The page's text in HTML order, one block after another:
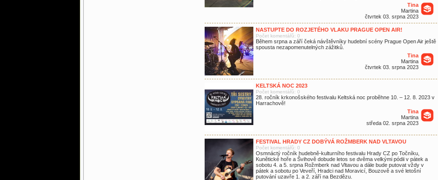
Tina
Martina
čtvrtek 03. srpna 2023
NASTUPTE DO ROZJETÉHO VLAKU PRAGUE OPEN AIR!
Počet komentářů: 0
Během srpna a září čeká návštěvníky hudební scény Prague Open Air ještě
spousta nezapomenutelných zážitků.
Tina
Martina
čtvrtek 03. srpna 2023
KELTSKÁ NOC 2023
Počet komentářů: 0
28. ročník krkonošského festivalu Keltská noc proběhne 10. – 12. 8. 2023 v
Harrachově!
Tina
Martina
středa 02. srpna 2023
FESTIVAL HRADY CZ DOBÝVÁ ROŽMBERK NAD VLTAVOU
Počet komentářů: 0
Osmnáctý ročník hudebně-kulturního festivalu Hrady CZ po Točníku,
Kunětické hoře a Švihově dobude letos se dvěma velkými pódii v pátek a
sobotu 4. a 5. srpna Rožmberk nad Vltavou a dále bude putovat vždy v
pátek a sobotu po Veveří, Hradci nad Moravicí, Bouzově a své letošní
putování uzavře 1. a 2. září na Bezdězu.